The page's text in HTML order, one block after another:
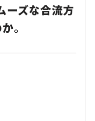
ーズな合流方
。